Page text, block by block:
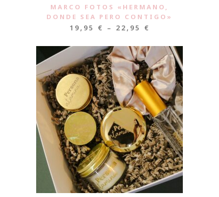
MARCO FOTOS «HERMANO,
DONDE SEA PERO CONTIGO»
19,95 € – 22,95 €